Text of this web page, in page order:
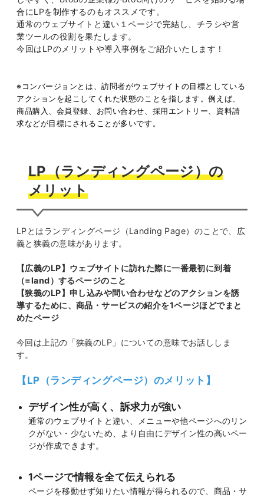
合にLPを制作するのもオススメです。
通常のウェブサイトと違い１ページで完結し、チラシや営
業ツールの役割を果たします。
今回はLPのメリットや導入事例をご紹介いたします！
※コンバージョンとは、訪問者がウェブサイトの目標としている
アクションを起こしてくれた状態のことを指します。例えば、
商品購入、会員登録、お問い合わせ、採用エントリー、資料請
求などが目標にされることが多いです。
LP（ランディングページ）の
メリット
LPとはランディングページ（Landing Page）のことで、広
義と狭義の意味があります。
【広義のLP】ウェブサイトに訪れた際に一番最初に到着
（=land）するページのこと
【狭義のLP】申し込みや問い合わせなどのアクションを誘
導するために、商品・サービスの紹介を1ページほどでまと
めたページ
今回は上記の「狭義のLP」についての意味でお話ししま
す。
【LP（ランディングページ）のメリット】
デザイン性が高く、訴求力が強い
通常のウェブサイトと違い、メニューや他ページへのリン
クがない・少ないため、より自由にデザイン性の高いペー
ジが作成できます。
1ページで情報を全て伝えられる
ページを移動せず知りたい情報が得られるので、商品・サ